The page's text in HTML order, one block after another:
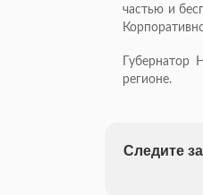
частью и
регионе.
Следите